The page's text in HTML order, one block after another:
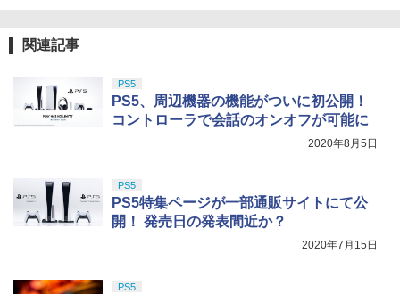
￥5,000
トローラー(CFI-ZCT2J)
￥10,737
￥8,020
剣、十翼より来たる！スタジオ描き下ろ
しイラストボード付) [DVD]
関連記事
PS5
PS5、周辺機器の機能がついに初公開！
コントローラで会話のオンオフが可能に
2020年8月5日
PS5
PS5特集ページが一部通販サイトにて公
開！ 発売日の発表間近か？
2020年7月15日
PS5